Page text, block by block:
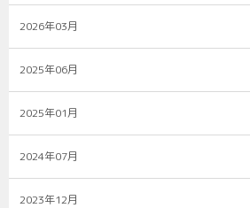
2026年03月
2025年06月
2025年01月
2024年07月
2023年12月